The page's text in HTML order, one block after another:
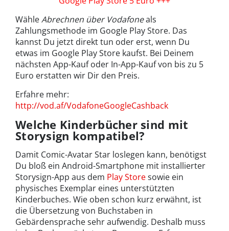
WähleAbrechnen über Vodafoneals
Zahlungsmethode im Google Play Store. Das
kannst Du jetzt direkt tun oder erst, wenn Du
etwas im Google Play Store kaufst. Bei Deinem
nächsten App-Kauf oder In-App-Kauf von bis zu 5
Euro erstatten wir Dir den Preis.
Erfahre mehr:
http://vod.af/VodafoneGoogleCashback
Welche Kinderbücher sind mit
Storysign kompatibel?
Damit Comic-Avatar Star loslegen kann, benötigst
Du bloß ein Android-Smartphone mit installierter
Storysign-App aus dem Play Storesowie ein
physisches Exemplar eines unterstützten
Kinderbuches. Wie oben schon kurz erwähnt, ist
die Übersetzung von Buchstaben in
Gebärdensprache sehr aufwendig. Deshalb muss